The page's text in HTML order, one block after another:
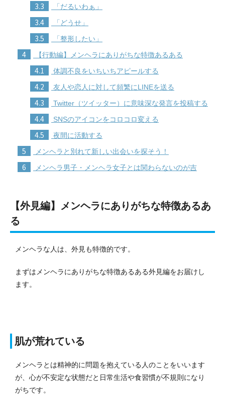
3.3 「だるいわぁ」
3.4 「どうせ」
3.5 「整形したい」
4 【行動編】メンヘラにありがちな特徴あるある
4.1 体調不良をいちいちアピールする
4.2 友人や恋人に対して頻繁にLINEを送る
4.3 Twitter（ツイッター）に意味深な発言を投稿する
4.4 SNSのアイコンをコロコロ変える
4.5 夜間に活動する
5 メンヘラと別れて新しい出会いを探そう！
6 メンヘラ男子・メンヘラ女子とは関わらないのが吉
【外見編】メンヘラにありがちな特徴あるあ
る
メンヘラな人は、外見も特徴的です。
まずはメンヘラにありがちな特徴あるある外見編をお届けし
ます。
肌が荒れている
メンヘラとは精神的に問題を抱えている人のことをいいます
が、心が不安定な状態だと日常生活や食習慣が不規則になり
がちです。